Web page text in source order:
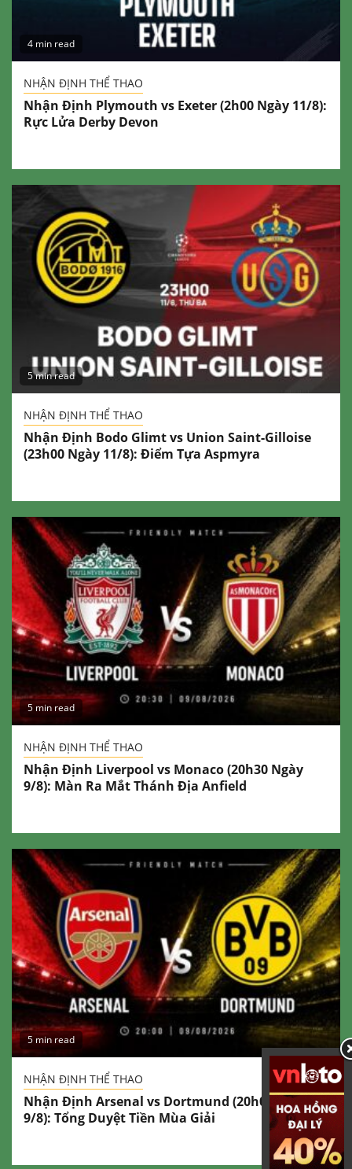
4 min read
NHẬN ĐỊNH THỂ THAO
Nhận Định Plymouth vs Exeter (2h00 Ngày 11/8):
Rực Lửa Derby Devon
5 min read
NHẬN ĐỊNH THỂ THAO
Nhận Định Bodo Glimt vs Union Saint-Gilloise
(23h00 Ngày 11/8): Điểm Tựa Aspmyra
5 min read
NHẬN ĐỊNH THỂ THAO
Nhận Định Liverpool vs Monaco (20h30 Ngày
9/8): Màn Ra Mắt Thánh Địa Anfield
5 min read
NHẬN ĐỊNH THỂ THAO
Nhận Định Arsenal vs Dortmund (20h00 Ngày
9/8): Tổng Duyệt Tiền Mùa Giải